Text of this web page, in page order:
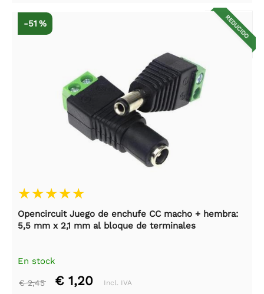
REDUCIDO
-51 %
Opencircuit Juego de enchufe CC macho + hembra:
5,5 mm x 2,1 mm al bloque de terminales
En stock
€ 2,45 € 1,20 Incl. IVA